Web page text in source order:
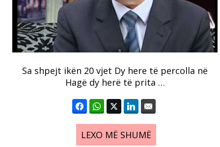
Sa shpejt ikën 20 vjet Dy here të percolla në
Hagë dy herë të prita …
LEXO MË SHUMË